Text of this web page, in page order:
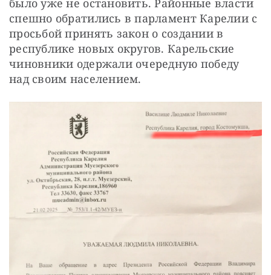
спешно обратились в парламент Карелии с
просьбой принять закон о создании в
республике новых округов. Карельские
чиновники одержали очередную победу
над своим населением.